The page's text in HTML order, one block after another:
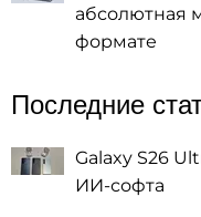
абсолютная
формате
Последние
Galaxy S26
ИИ-софта